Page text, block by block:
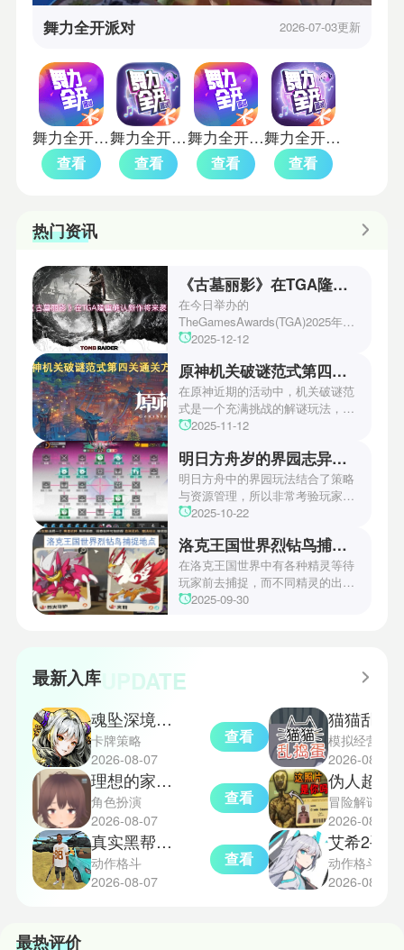
舞力全开派对 2026-07-03更新
舞力全开派对中文版
查看
舞力全开派对测试版
查看
舞力全开派对正式版
查看
舞力全开派对手游
查看
热门资讯
《古墓丽影》在TGA隆重确认新作将来袭！
在今日举办的
TheGamesAwards(TGA)2025年度
游戏颁奖典礼中，古墓丽影系列公
场资讯让众多玩家们都非常期待！
本次官方也宣布游戏将于2027年登
陆PS5、Xbox以及PC平台！有兴
趣的玩家们可以继续留守鲶鱼网！
2025-12-12
原神机关破谜范式第四关通关方法
在原神近期的活动中，机关破谜范
式是一个充满挑战的解谜玩法，其
中第四关是许多玩家遇到困难的地
机关破谜范式第四关通关方法，助
玩家们能够顺利通关！有兴趣的玩
家们快来一起看看吧！
2025-11-12
明日方舟岁的界园志异攻略
明日方舟中的界园玩法结合了策略
与资源管理，所以非常考验玩家的
操作和规划能力。游戏里拥有先
丰富多样的角色体系足以满足不同
战术需求。电表倒转是界园中的核
心挑战之一，玩家需合理利用通宝
和特殊钱币进行资源转换。明日方
乐趣和探索深度，丰富了玩家的游
2025-10-22
洛克王国世界烈钻鸟捕捉地点
在洛克王国世界中有各种精灵等待
玩家前去捕捉，而不同精灵的出现
地点和捕捉方式也各不相同。有少
2025-09-30
最新入库UPDATE
魂坠深境海外版
卡牌策略
2026-08-07
查看
理想的家里蹲生活正式版
角色扮演
2026-08-07
查看
真实黑帮犯罪
动作格斗
2026-08-07
查看
模拟经营
2026-08-07
冒险解谜
2026-08-07
动作格斗
2026-08-07
最热评价